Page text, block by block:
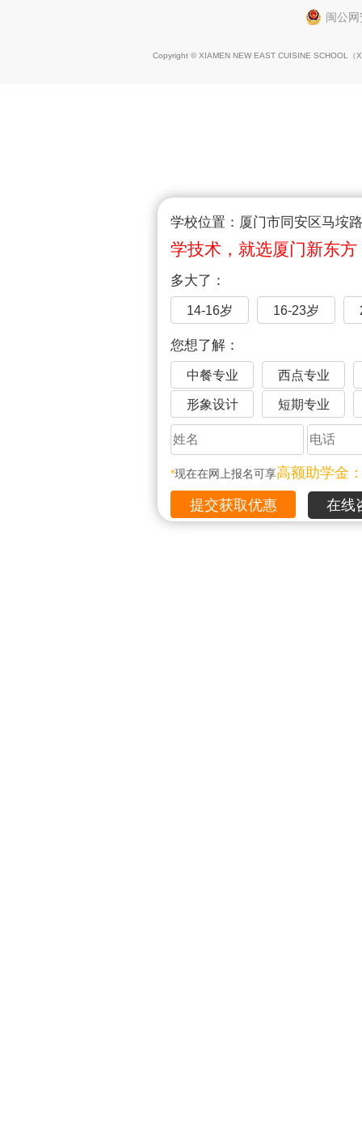
学校位置：厦门市同安区马垵
学技术，就选厦门新东方
多大了：
14-16岁 16-23岁
您想了解：
中餐专业 西点专业
形象设计 短期专业
*现在在网上报名可享高额助学金
在线
闽公
Copyright © XIAMEN NEW EAST CUISINE SCHOOL（